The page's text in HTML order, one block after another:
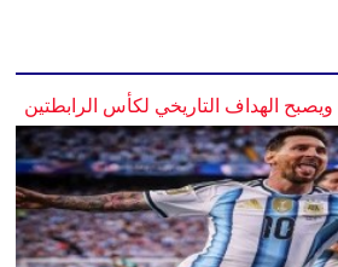
الهداف التاريخي لكأس الرابطتين